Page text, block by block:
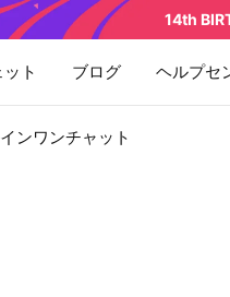
14th
ト ブログ ヘルプセ
ンワンチャット